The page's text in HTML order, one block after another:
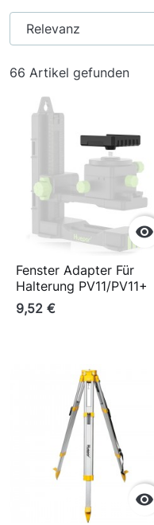
66 Artikel gefunden
Relevanz

Fenster Adapter Für
Halterung PV11/PV11+
9,52 €
